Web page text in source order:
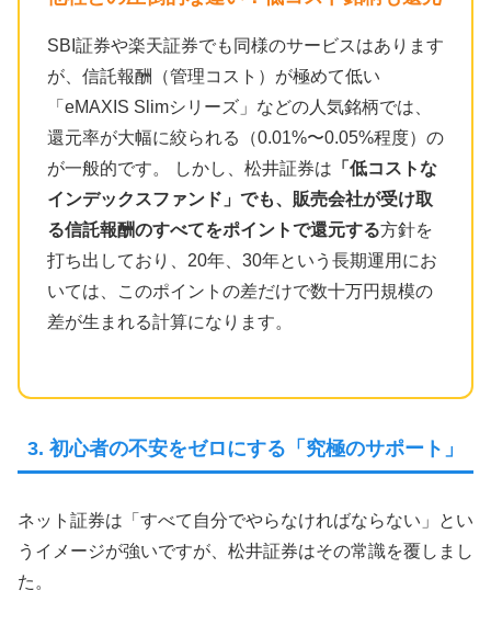
SBI証券や楽天証券でも同様のサービスはあります
が、信託報酬（管理コスト）が極めて低い
「eMAXIS Slimシリーズ」などの人気銘柄では、
還元率が大幅に絞られる（0.01%〜0.05%程度）の
が一般的です。 しかし、松井証券は 「低コストな
インデックスファンド」でも、販売会社が受け取
る信託報酬のすべてをポイントで還元する方針を
打ち出しており、20年、30年という長期運用にお
いては、このポイントの差だけで数十万円規模の
差が生まれる計算になります。
3. 初心者の不安をゼロにする「究極のサポート」
ネット証券は「すべて自分でやらなければならない」とい
うイメージが強いですが、松井証券はその常識を覆しまし
た。